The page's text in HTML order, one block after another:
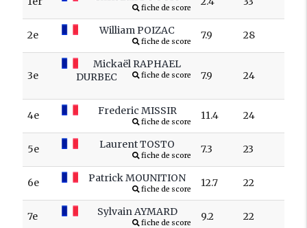
fiche de score
2e William POIZAC
fiche de score
7.9 28
3e
Mickaël RAPHAEL
DURBEC
fiche de score 7.9 24
4e Frederic MISSIR
fiche de score
11.4 24
5e Laurent TOSTO
fiche de score
7.3 23
6e Patrick MOUNITION
fiche de score
12.7 22
7e Sylvain AYMARD
fiche de score
9.2 22